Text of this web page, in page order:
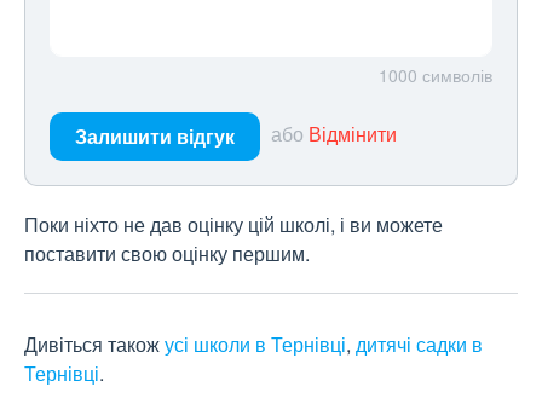
1000 символів
Залишити відгук або Відмінити
Поки ніхто не дав оцінку цій школі, і ви можете
поставити свою оцінку першим.
Дивіться такожусі школи в Тернівці, дитячі садки в
Тернівці.